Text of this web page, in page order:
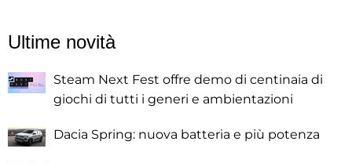
Ultime novità
Steam Next Fest offre demo di centinaia di
giochi di tutti i generi e ambientazioni
Dacia Spring: nuova batteria e più potenza